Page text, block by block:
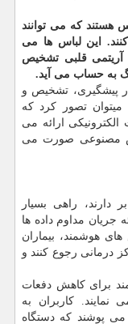
هستند که می توانند
این لباس ها می
آریتمی قلبی تشخیص
به حساب می آید.
در پیشگیری، تشخیص و
میتوان تصور کرد که
ارائه می
مصنوعی صورت می
راهی بسیار
جریان مداوم داده ها
هوشمند، بیماران
درمانی رجوع کنند و
برای کاهش دفعات
نمایند. کاربران به
پوشند که دستگاه